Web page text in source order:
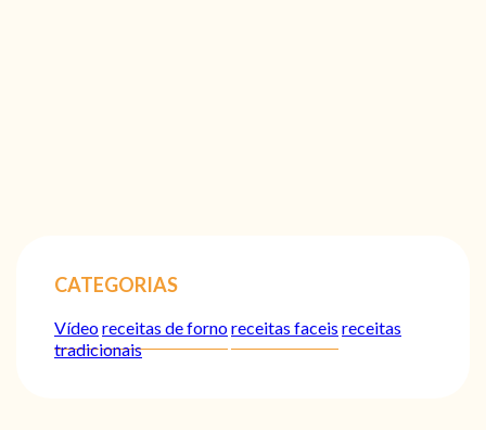
CATEGORIAS
Vídeoreceitas de fornoreceitas faceis receitas
tradicionais